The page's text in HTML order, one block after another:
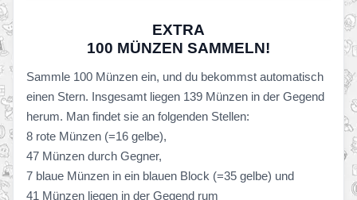
EXTRA
100 MÜNZEN SAMMELN!
Sammle 100 Münzen ein, und du bekommst automatisch
einen Stern. Insgesamt liegen 139 Münzen in der Gegend
herum. Man findet sie an folgenden Stellen:
8 rote Münzen (=16 gelbe),
47 Münzen durch Gegner,
7 blaue Münzen in ein blauen Block (=35 gelbe) und
41 Münzen liegen in der Gegend rum